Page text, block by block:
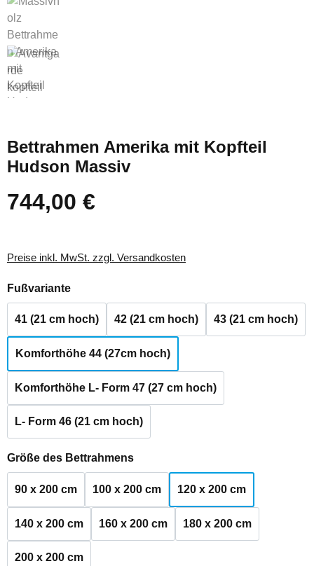
Bettrahmen Amerika mit Kopfteil
Hudson Massiv
Regulärer Preis:
744,00 €
Preise inkl. MwSt. zzgl. Versandkosten
Fußvarianteauswählen
41 (21 cm hoch) 42 (21 cm hoch) 43 (21 cm hoch)
Komforthöhe 44 (27cm hoch)
Komforthöhe L- Form 47 (27 cm hoch)
L- Form 46 (21 cm hoch)
Größe des Bettrahmensauswählen
90 x 200 cm 100 x 200 cm 120 x 200 cm
140 x 200 cm 160 x 200 cm 180 x 200 cm
200 x 200 cm